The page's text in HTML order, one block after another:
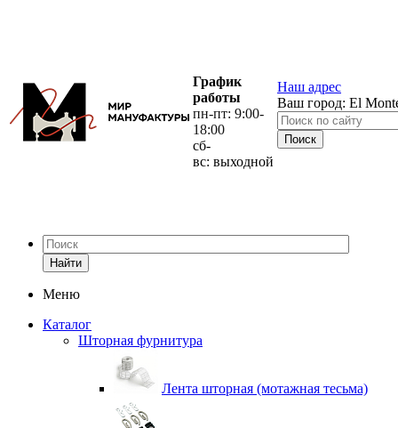
График
работы
пн-пт: 9:00-
18:00
сб-
вс: выходной
Наш адрес
Ваш город: El
Найти
Меню
Каталог
Шторная фурнитура
Лента шторная (мотажная тесьма)